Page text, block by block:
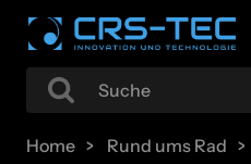
Home Rund ums Rad